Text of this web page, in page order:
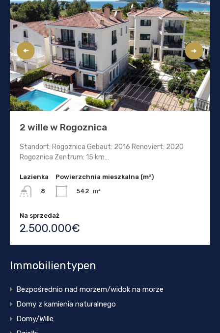
2 wille w Rogoznica
Standort: Rogoznica Gebaut: 2016 Renoviert: 2020
Rogoznica Zentrum: 15 km…
Lazienka
8
Powierzchnia mieszkalna (m²)
542 m²
Na sprzedaż
2.500.000€
Immobilientypen
Bezpośrednio nad morzem/widok na morze
Domy z kamienia naturalnego
Domy/Wille